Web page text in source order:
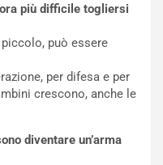
più difficile togliersi
può essere
per difesa e per
crescono, anche le
diventare un’arma